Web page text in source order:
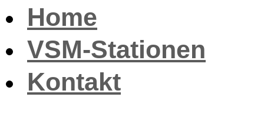
Home
VSM-Stationen
Kontakt